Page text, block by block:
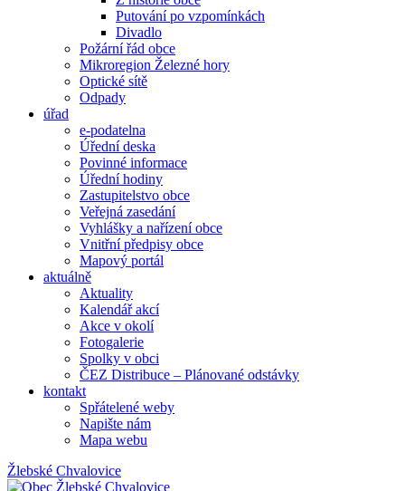
Putování po vzpomínkách
Divadlo
Požární řád obce
Mikroregion Železné hory
Optické sítě
Odpady
úřad
e-podatelna
Úřední deska
Povinné informace
Úřední hodiny
Zastupitelstvo obce
Veřejná zasedání
Vyhlášky a nařízení obce
Vnitřní předpisy obce
Mapový portál
aktuálně
Aktuality
Kalendář akcí
Akce v okolí
Fotogalerie
Spolky v obci
ČEZ Distribuce – Plánované odstávky
kontakt
Spřátelené weby
Napište nám
Mapa webu
Žlebské Chvalovice